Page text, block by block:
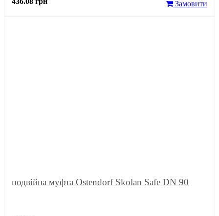
Замовити
подвійна муфта Ostendorf Skolan Safe DN 90